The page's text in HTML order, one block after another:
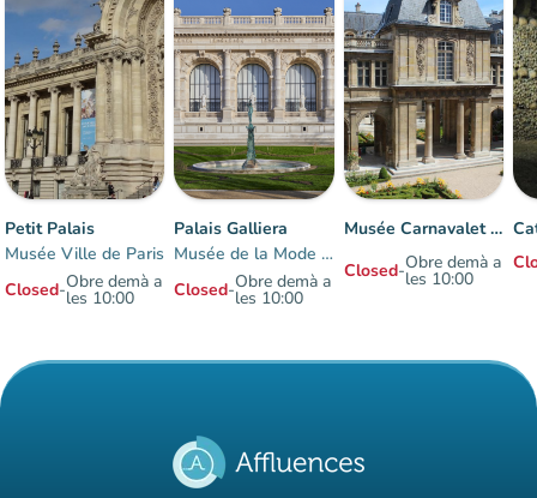
Petit Palais
Musée Ville de Paris
Closed-Obre demà a
les 10:00
Palais Galliera
Musée de la Mode de Paris
Closed-Obre demà a
les 10:00
Musée Carnavalet - Histoire de Paris
Closed-Obre demà a
les 10:00